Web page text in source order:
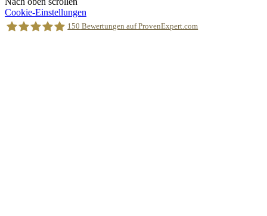
Cookie-Einstellungen
150 Bewertungen auf ProvenExpert.com